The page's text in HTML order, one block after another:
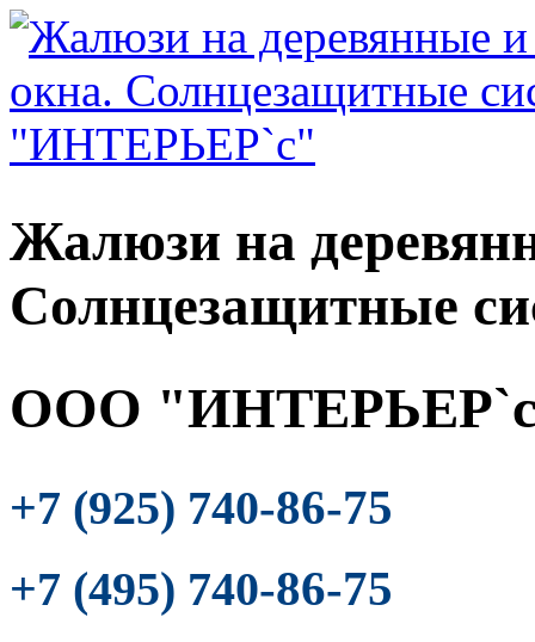
Жалюзи на
Солнцезащитные
ООО
+7 (925) 740-86-75
+7 (495) 740-86-75